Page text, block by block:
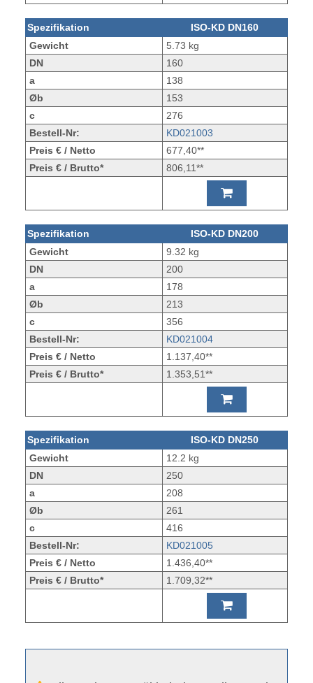
Spezifikation
ISO-KD DN160
Gewicht
5.73 kg
DN
160
a
138
Øb
153
c
276
Bestell-Nr:
KD021003
Preis € / Netto
677,40**
Preis € / Brutto*
806,11**
Spezifikation
ISO-KD DN200
Gewicht
9.32 kg
DN
200
a
178
Øb
213
c
356
Bestell-Nr:
KD021004
Preis € / Netto
1.137,40**
Preis € / Brutto*
1.353,51**
Spezifikation
ISO-KD DN250
Gewicht
12.2 kg
DN
250
a
208
Øb
261
c
416
Bestell-Nr:
KD021005
Preis € / Netto
1.436,40**
Preis € / Brutto*
1.709,32**